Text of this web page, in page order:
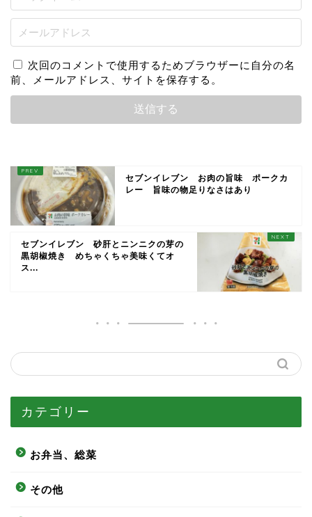
次回のコメントで使用するためブラウザーに自分の名
前、メールアドレス、サイトを保存する。
セブンイレブン お肉の旨味 ポークカ
レー 旨味の物足りなさはあり
セブンイレブン 砂肝とニンニクの芽の
黒胡椒焼き めちゃくちゃ美味くてオ
ス...
カテゴリー
お弁当、総菜
その他